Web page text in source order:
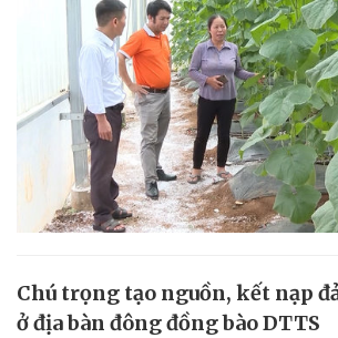
Chú trọng tạo nguồn, kết nạp
ở địa bàn đông đồng bào DTTS